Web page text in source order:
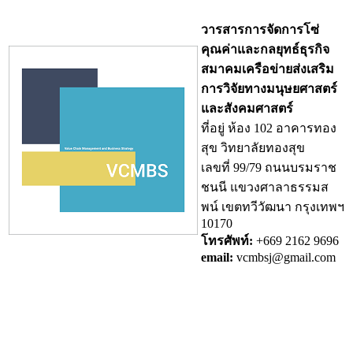
วารสารการจัดการโซ่
คุณค่าและกลยุทธ์ธุรกิจ
สมาคมเครือข่ายส่งเสริม
การวิจัยทางมนุษยศาสตร์
และสังคมศาสตร์
ที่อยู่ ห้อง 102 อาคารทอง
สุข วิทยาลัยทองสุข
เลขที่ 99/79 ถนนบรมราช
ชนนี แขวงศาลาธรรมส
พน์ เขตทวีวัฒนา กรุงเทพฯ
10170
โทรศัพท์: +669 2162 9696
email: vcmbsj@gmail.com